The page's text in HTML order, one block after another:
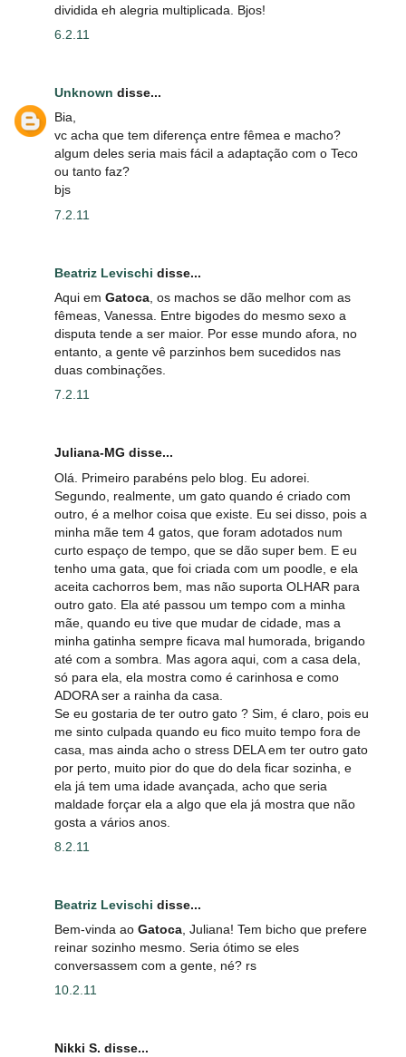
dividida eh alegria multiplicada. Bjos!
6.2.11
Unknown disse...
Bia,
vc acha que tem diferença entre fêmea e macho?
algum deles seria mais fácil a adaptação com o Teco
ou tanto faz?
bjs
7.2.11
Beatriz Levischi disse...
Aqui em Gatoca , os machos se dão melhor com as
fêmeas, Vanessa. Entre bigodes do mesmo sexo a
disputa tende a ser maior. Por esse mundo afora, no
entanto, a gente vê parzinhos bem sucedidos nas
duas combinações.
7.2.11
Juliana-MG disse...
Olá. Primeiro parabéns pelo blog. Eu adorei.
Segundo, realmente, um gato quando é criado com
outro, é a melhor coisa que existe. Eu sei disso, pois a
minha mãe tem 4 gatos, que foram adotados num
curto espaço de tempo, que se dão super bem. E eu
tenho uma gata, que foi criada com um poodle, e ela
aceita cachorros bem, mas não suporta OLHAR para
outro gato. Ela até passou um tempo com a minha
mãe, quando eu tive que mudar de cidade, mas a
minha gatinha sempre ficava mal humorada, brigando
até com a sombra. Mas agora aqui, com a casa dela,
só para ela, ela mostra como é carinhosa e como
ADORA ser a rainha da casa.
Se eu gostaria de ter outro gato ? Sim, é claro, pois eu
me sinto culpada quando eu fico muito tempo fora de
casa, mas ainda acho o stress DELA em ter outro gato
por perto, muito pior do que do dela ficar sozinha, e
ela já tem uma idade avançada, acho que seria
maldade forçar ela a algo que ela já mostra que não
gosta a vários anos.
8.2.11
Beatriz Levischi disse...
Bem-vinda ao Gatoca , Juliana! Tem bicho que prefere
reinar sozinho mesmo. Seria ótimo se eles
conversassem com a gente, né? rs
10.2.11
Nikki S. disse...